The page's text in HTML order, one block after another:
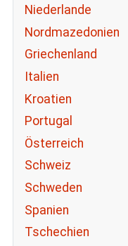
Niederlande
Nordmazedonien
Griechenland
Italien
Kroatien
Portugal
Österreich
Schweiz
Schweden
Spanien
Tschechien